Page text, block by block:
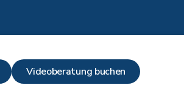
Videoberatung buchen